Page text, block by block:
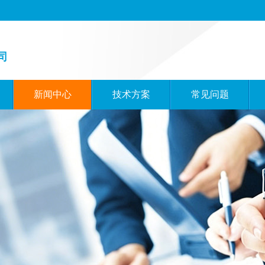
新闻中心 技术方案 常见问题